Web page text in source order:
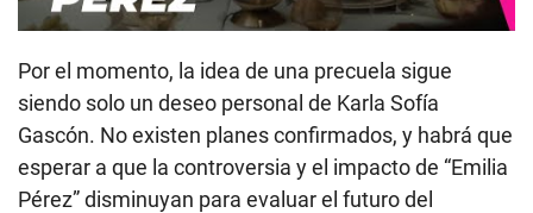
Por el momento, la idea de una precuela sigue
siendo solo un deseo personal de Karla Sofía
Gascón. No existen planes confirmados, y habrá que
esperar a que la controversia y el impacto de “Emilia
Pérez” disminuyan para evaluar el futuro del